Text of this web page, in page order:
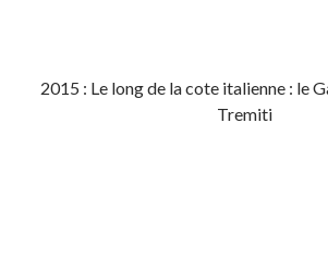
2015 : Le long de la cote italienne : le
Tremiti